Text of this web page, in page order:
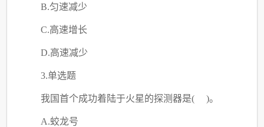
B.匀速减少
C.高速增长
D.高速减少
3.单选题
我国首个成功着陆于火星的探测器是( )。
A.蛟龙号